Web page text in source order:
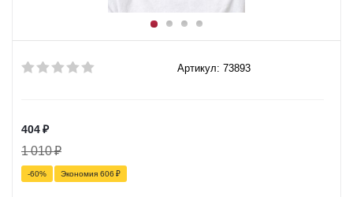
Артикул: 73893
404₽
1 010₽
-60% Экономия 606 ₽